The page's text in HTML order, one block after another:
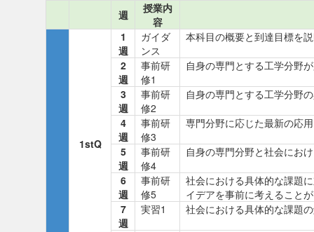
週
授業内
容
1stQ
1
週
ガイダ
ンス
本科目の概要と到達目標を
2
週
事前研
修1
自身の専門とする工学分野
3
週
事前研
修2
自身の専門とする工学分野
4
週
事前研
修3
専門分野に応じた最新の応
5
週
事前研
修4
自身の専門分野と社会にお
6
週
事前研
修5
社会における具体的な課題
イデアを事前に考えること
7
週
実習1 社会における具体的な課題